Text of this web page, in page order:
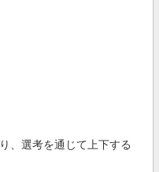
、選考を通じて上下する